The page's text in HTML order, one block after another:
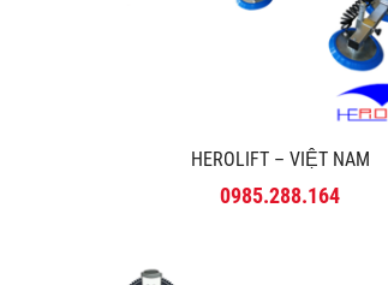
HEROLIFT – VIỆT NAM
0985.288.164